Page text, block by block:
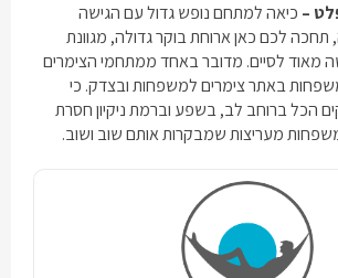
– כיאה למתחם נופש גדול עם הגישה
לכם כאן ארוחת בוקר גדולה, מגוונת
מאוד לסיים. מדובר באחד ממתחמי הצימרים
באתר צימרים למשפחות ובצדק. כי
הכל ברוחב לב, בשפע וברמת ניקיון חסרת
מעריצות שמבקרות אותם שוב ושוב.